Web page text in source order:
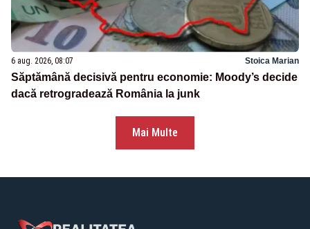
6 aug. 2026, 08:07 Stoica Marian
Săptămână decisivă pentru economie: Moody’s decide
dacă retrogradează România la junk
Mai Multe